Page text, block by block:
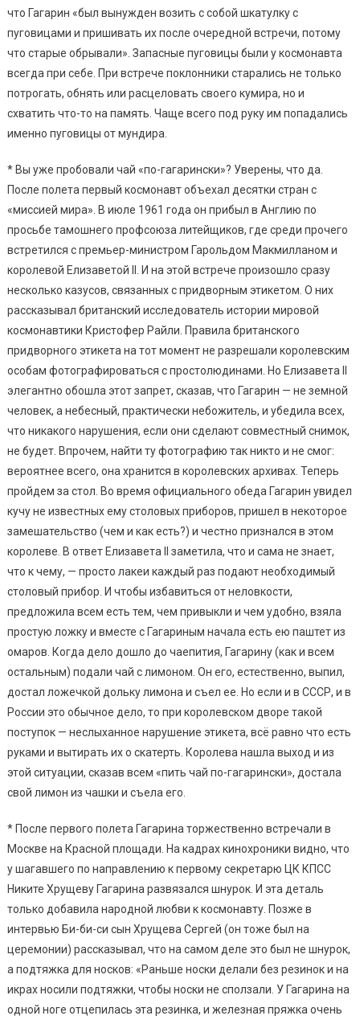
что Гагарин «был вынужден возить с собой шкатулку с
пуговицами и пришивать их после очередной встречи, потому
что старые обрывали». Запасные пуговицы были у космонавта
всегда при себе. При встрече поклонники старались не только
потрогать, обнять или расцеловать своего кумира, но и
схватить что-то на память. Чаще всего под руку им попадались
именно пуговицы от мундира.
* Вы уже пробовали чай «по-гагарински»? Уверены, что да.
После полета первый космонавт объехал десятки стран с
«миссией мира». В июле 1961 года он прибыл в Англию по
просьбе тамошнего профсоюза литейщиков, где среди прочего
встретился с премьер-министром Гарольдом Макмилланом и
королевой Елизаветой II. И на этой встрече произошло сразу
несколько казусов, связанных с придворным этикетом. О них
рассказывал британский исследователь истории мировой
космонавтики Кристофер Райли. Правила британского
придворного этикета на тот момент не разрешали королевским
особам фотографироваться с простолюдинами. Но Елизавета II
элегантно обошла этот запрет, сказав, что Гагарин — не земной
человек, а небесный, практически небожитель, и убедила всех,
что никакого нарушения, если они сделают совместный снимок,
не будет. Впрочем, найти ту фотографию так никто и не смог:
вероятнее всего, она хранится в королевских архивах. Теперь
пройдем за стол. Во время официального обеда Гагарин увидел
кучу не известных ему столовых приборов, пришел в некоторое
замешательство (чем и как есть?) и честно признался в этом
королеве. В ответ Елизавета II заметила, что и сама не знает,
что к чему, — просто лакеи каждый раз подают необходимый
столовый прибор. И чтобы избавиться от неловкости,
предложила всем есть тем, чем привыкли и чем удобно, взяла
простую ложку и вместе с Гагариным начала есть ею паштет из
омаров. Когда дело дошло до чаепития, Гагарину (как и всем
остальным) подали чай с лимоном. Он его, естественно, выпил,
достал ложечкой дольку лимона и съел ее. Но если и в СССР, и в
России это обычное дело, то при королевском дворе такой
поступок — неслыханное нарушение этикета, всё равно что есть
руками и вытирать их о скатерть. Королева нашла выход и из
этой ситуации, сказав всем «пить чай по-гагарински», достала
свой лимон из чашки и съела его.
* После первого полета Гагарина торжественно встречали в
Москве на Красной площади. На кадрах кинохроники видно, что
у шагавшего по направлению к первому секретарю ЦК КПСС
Никите Хрущеву Гагарина развязался шнурок. И эта деталь
только добавила народной любви к космонавту. Позже в
интервью Би-би-си сын Хрущева Сергей (он тоже был на
церемонии) рассказывал, что на самом деле это был не шнурок,
а подтяжка для носков: «Раньше носки делали без резинок и на
икрах носили подтяжки, чтобы носки не сползали. У Гагарина на
одной ноге отцепилась эта резинка, и железная пряжка очень